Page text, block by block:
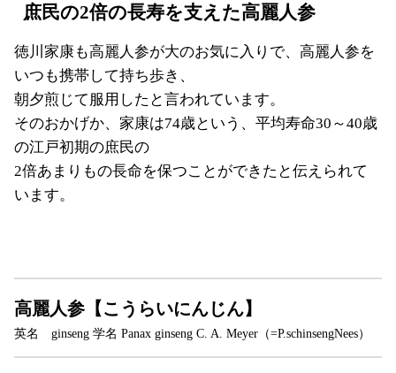
庶民の2倍の長寿を支えた高麗人参
徳川家康も高麗人参が大のお気に入りで、高麗人参を
いつも携帯して持ち歩き、
朝夕煎じて服用したと言われています。
そのおかげか、家康は74歳という、平均寿命30～40歳
の江戸初期の庶民の
2倍あまりもの長命を保つことができたと伝えられて
います。
高麗人参【こうらいにんじん】
英名 ginseng 学名 Panax ginseng C. A. Meyer（=P.schinsengNees）